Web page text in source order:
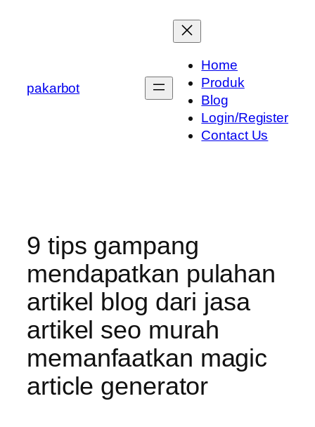
pakarbot
Home
Produk
Blog
Login/Register
Contact Us
9 tips gampang
mendapatkan pulahan
artikel blog dari jasa
artikel seo murah
memanfaatkan magic
article generator